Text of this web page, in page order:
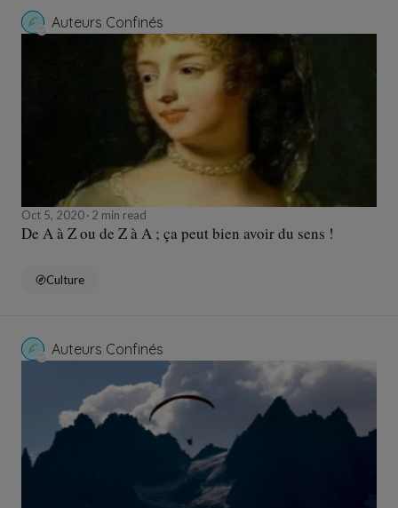
Auteurs Confinés
Oct 5, 2020 2 min read
De A à Z ou de Z à A ; ça peut bien avoir du sens !
Culture
Auteurs Confinés